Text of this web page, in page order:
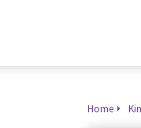
Home